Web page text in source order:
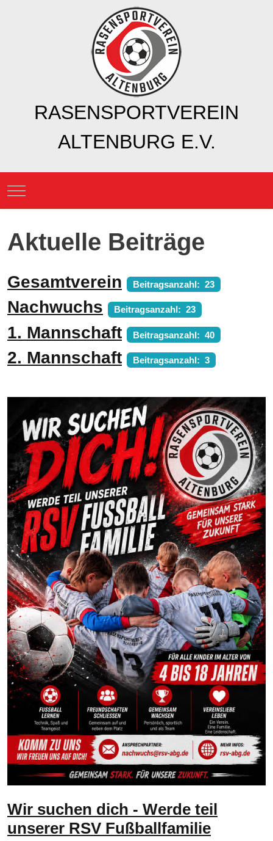
RASENSPORTVEREIN
ALTENBURG E.V.
Mobile Menu Toggle
Aktuelle Beiträge
Gesamtverein Beitragsanzahl: 23
Nachwuchs Beitragsanzahl: 23
1. Mannschaft Beitragsanzahl: 40
2. Mannschaft Beitragsanzahl: 3
Wir suchen dich - Werde teil
unserer RSV Fußballfamilie